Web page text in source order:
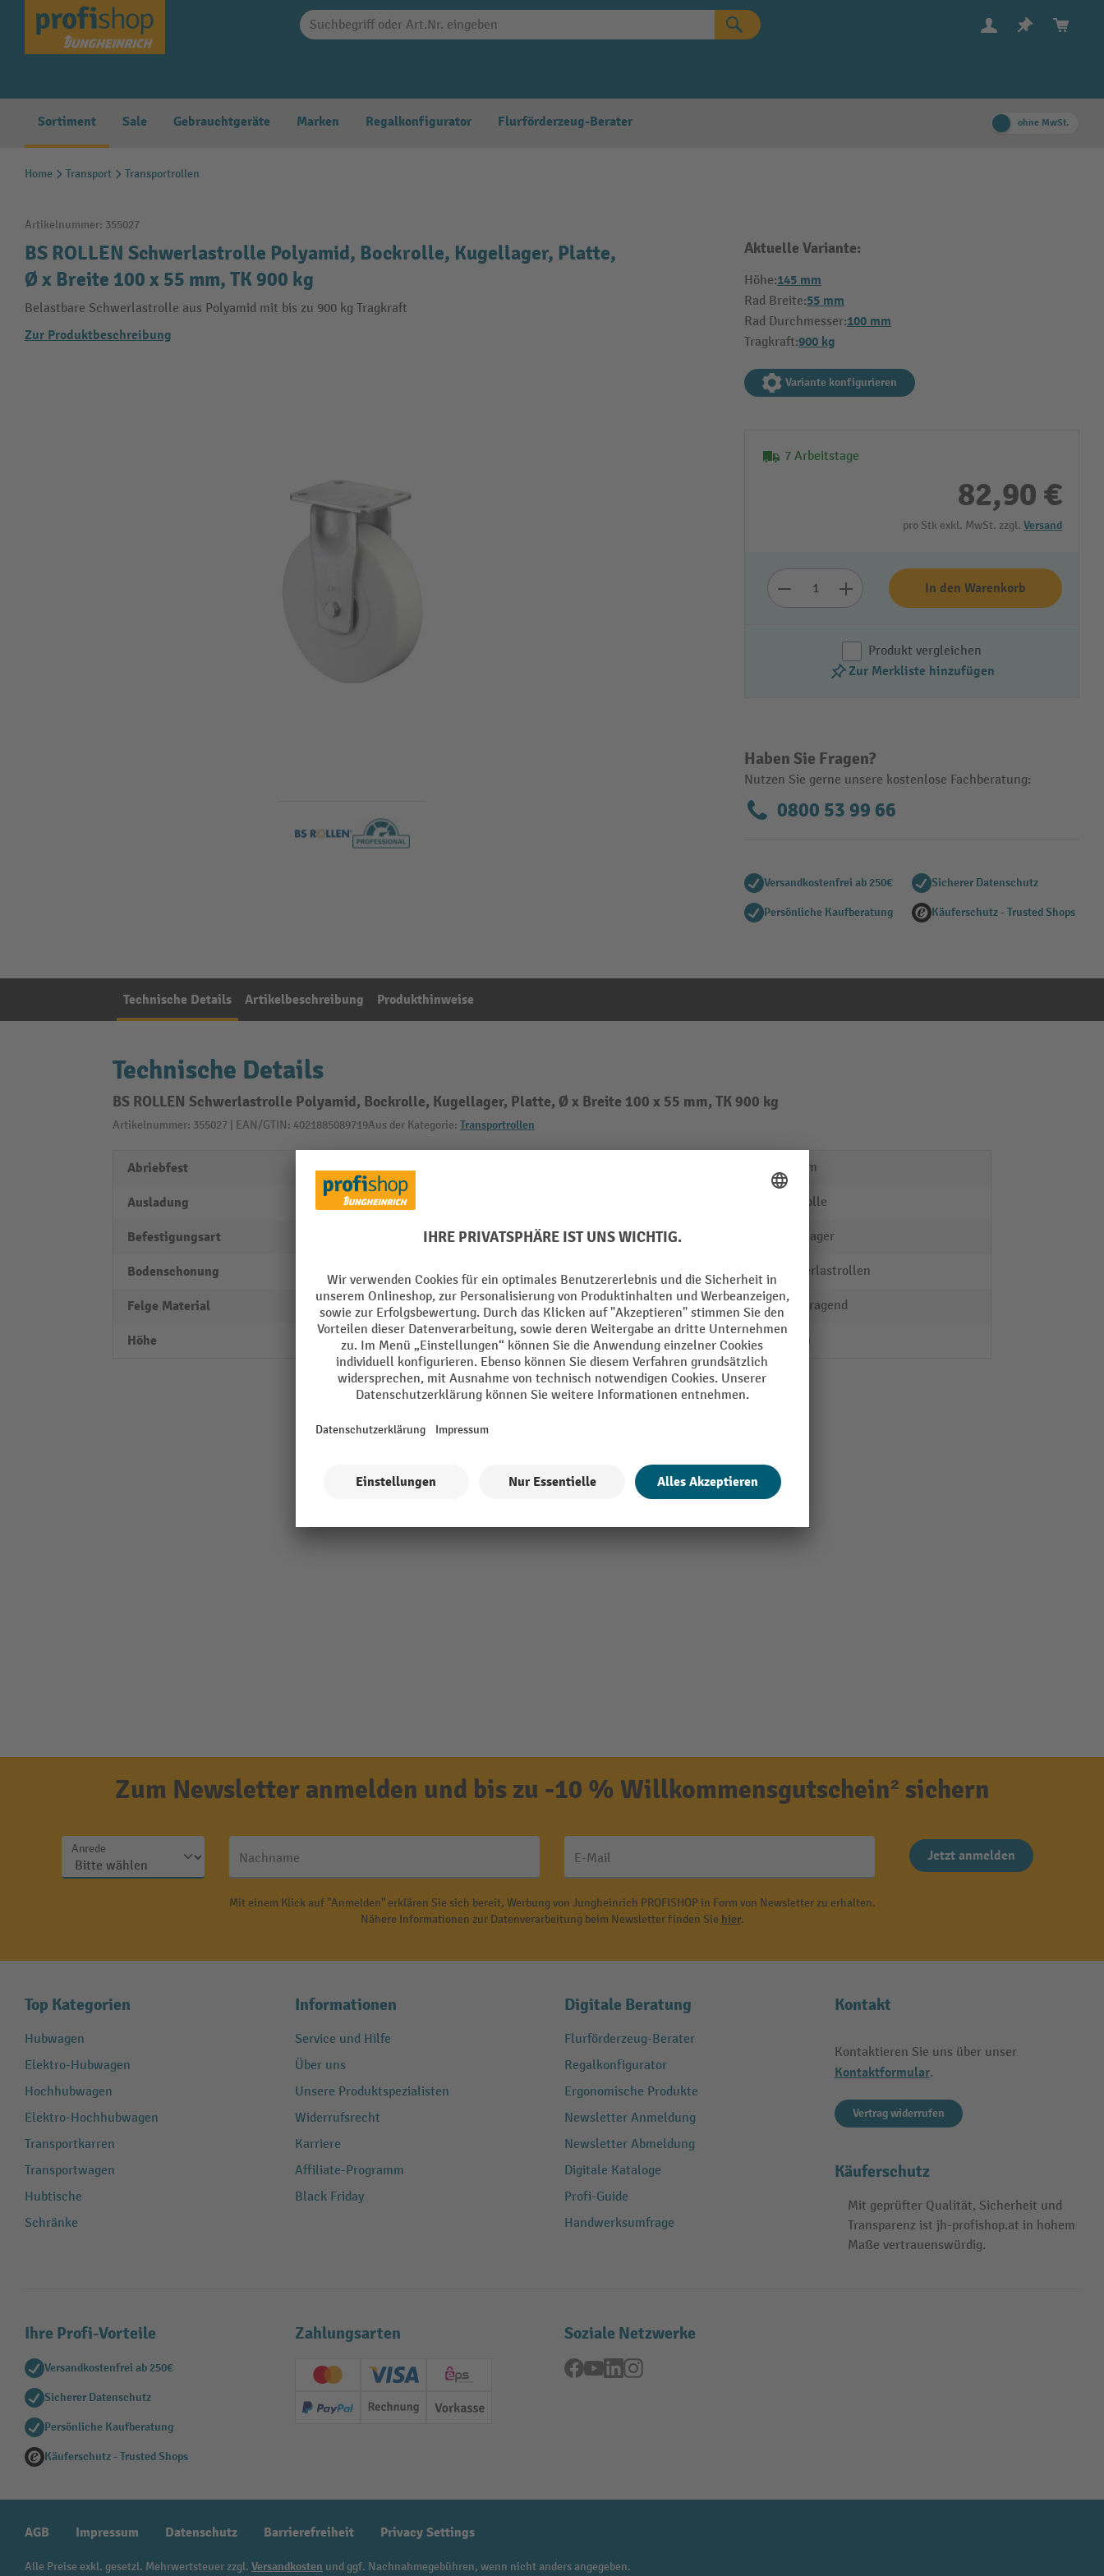
Zur Hauptnavigation springen
Sortiment Sale Gebrauchtgeräte Marken Regalkonfigurator Flurförderzeug-Berater ohne MwSt.
Home Transport Transportrollen
Artikelnummer: 355027
BS ROLLEN Schwerlastrolle Polyamid, Bockrolle, Kugellager, Platte,
Ø x Breite 100 x 55 mm, TK 900 kg
Belastbare Schwerlastrolle aus Polyamid mit bis zu 900 kg Tragkraft
Zur Produktbeschreibung
Aktuelle Variante:
Höhe:145 mm
Rad Breite:55 mm
Rad Durchmesser:100 mm
Tragkraft:900 kg
Variante konfigurieren
7 Arbeitstage
82,90 €
pro Stk exkl. MwSt. zzgl. Versand
In den Warenkorb
Produkt vergleichen
Zur Merkliste hinzufügen
Haben Sie Fragen?
Nutzen Sie gerne unsere kostenlose Fachberatung:
0800 53 99 66
Versandkostenfrei ab 250€ Sicherer Datenschutz
Persönliche Kaufberatung Käuferschutz - Trusted Shops
Technische Details Artikelbeschreibung Produkthinweise
Technische Details
BS ROLLEN Schwerlastrolle Polyamid, Bockrolle, Kugellager, Platte, Ø x Breite 100 x 55 mm, TK 900 kg
Artikelnummer: 355027 | EAN/GTIN: 4021885089719Aus der Kategorie: Transportrollen
Abriebfest ja
Ausladung 35 mm
Befestigungsart Anschraubplatte
Bodenschonung ausreichend
Felge Material Polyamid
Höhe 145 mm
100 mm
Bockrolle
Rollen Lagerung Kugellager
Rollen Typ Schwerlastrollen
Rollwiderstand hervorragend
Schraubloch Durchmesser 11 mm
Alle technische Details anzeigen
Zum Newsletter anmelden und bis zu -10 % Willkommensgutschein² sichern
Anrede
Nachname E-Mail Jetzt anmelden
Mit einem Klick auf "Anmelden" erklären Sie sich bereit, Werbung von Jungheinrich PROFISHOP in Form von Newsletter zu erhalten.
Nähere Informationen zur Datenverarbeitung beim Newsletter finden Sie hier.
Top Kategorien
Hubwagen
Elektro-Hubwagen
Hochhubwagen
Elektro-Hochhubwagen
Transportkarren
Transportwagen
Hubtische
Schränke
Informationen
Service und Hilfe
Über uns
Unsere Produktspezialisten
Widerrufsrecht
Karriere
Affiliate-Programm
Black Friday
Digitale Beratung
Flurförderzeug-Berater
Regalkonfigurator
Ergonomische Produkte
Newsletter Anmeldung
Newsletter Abmeldung
Digitale Kataloge
Profi-Guide
Handwerksumfrage
Kontakt
Kontaktieren Sie uns über unser
Kontaktformular.
Vertrag widerrufen
Käuferschutz
Mit geprüfter Qualität, Sicherheit und
Transparenz ist jh-profishop.at in hohem
Maße vertrauenswürdig.
Ihre Profi-Vorteile
Versandkostenfrei ab 250€
Sicherer Datenschutz
Persönliche Kaufberatung
Käuferschutz - Trusted Shops
Zahlungsarten
Creditcard (Master)Creditcard (Visa)
EPS
PayPal Rechnung Vorkasse
Soziale Netzwerke
Facebook
YouTubeLinkedInInstagram
AGB Impressum Datenschutz Barrierefreiheit Privacy Settings
Alle Preise exkl. gesetzl. Mehrwertsteuer zzgl. Versandkosten und ggf. Nachnahmegebühren, wenn nicht anders angegeben.